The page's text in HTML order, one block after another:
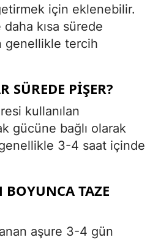
için eklenebilir.
kısa sürede
genellikle tercih
SÜREDE PIŞER?
kullanılan
gücüne bağlı olarak
3-4 saat içinde
BOYUNCA TAZE
aşure 3-4 gün